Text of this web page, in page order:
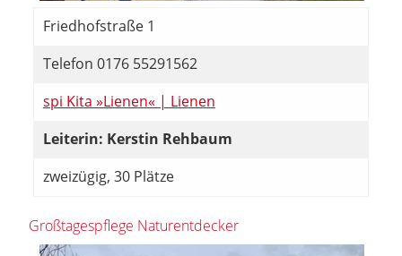
Friedhofstraße 1
Telefon 0176 55291562
spi Kita »Lienen« | Lienen
Leiterin: Kerstin Rehbaum
zweizügig, 30 Plätze
Großtagespflege Naturentdecker